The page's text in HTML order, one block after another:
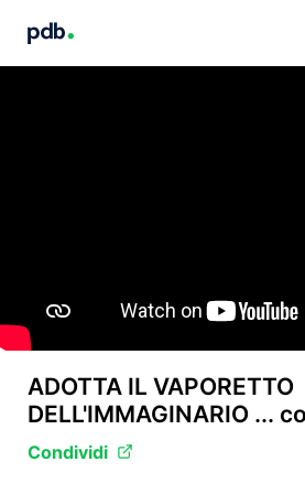
ADOTTA IL VAPORETTO
DELL'IMMAGINARIO ...
Condividi